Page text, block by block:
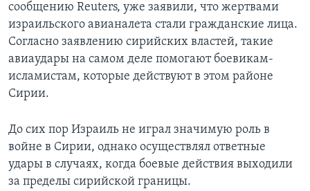
сообщению Reuters, уже заявили, что жертвами
израильского авианалета стали гражданские лица.
Согласно заявлению сирийских властей, такие
авиаудары на самом деле помогают боевикам-
исламистам, которые действуют в этом районе
Сирии.
До сих пор Израиль не играл значимую роль в
войне в Сирии, однако осуществлял ответные
удары в случаях, когда боевые действия выходили
за пределы сирийской границы.